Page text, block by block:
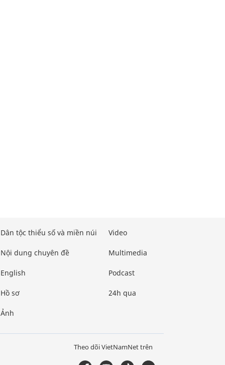
Dân tộc thiểu số và miền núi
Nội dung chuyên đề
English
Hồ sơ
Ảnh
Video
Multimedia
Podcast
24h qua
Theo dõi VietNamNet trên